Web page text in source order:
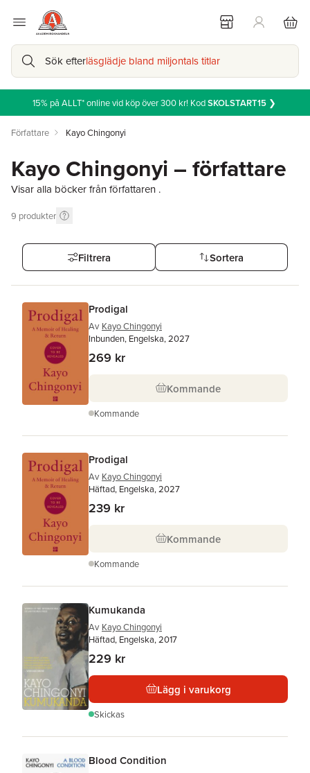
Sök efterläsglädje bland miljontals titlar
15% på ALLT* online vid köp över 300 kr! KodSKOLSTART15❯
Författare Kayo Chingonyi
Kayo Chingonyi – författare
Visar alla böcker från författaren .
9 produkter
Filtrera Sortera
Prodigal
Av Kayo Chingonyi
Inbunden, Engelska, 2027
269 kr
Kommande
Kommande
Prodigal
Av Kayo Chingonyi
Häftad, Engelska, 2027
239 kr
Kommande
Kommande
Kumukanda
Av Kayo Chingonyi
Häftad, Engelska, 2017
229 kr
Lägg i varukorg
Skickas
Blood Condition